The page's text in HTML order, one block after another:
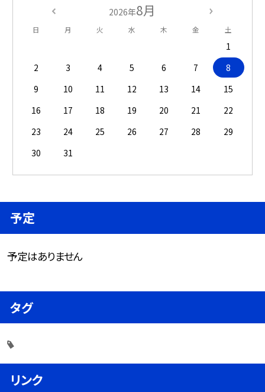
2026年8月
日 月 火 水 木 金 土
1
2
3 4 5 6 7
8
9
10 11 12 13 14
15
16
17 18 19 20 21
22
23
24 25 26 27 28
29
30
31
予定
予定はありません
タグ
リンク